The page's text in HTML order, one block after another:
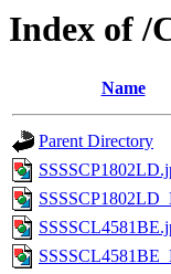
Index of /
Name
Parent Directory